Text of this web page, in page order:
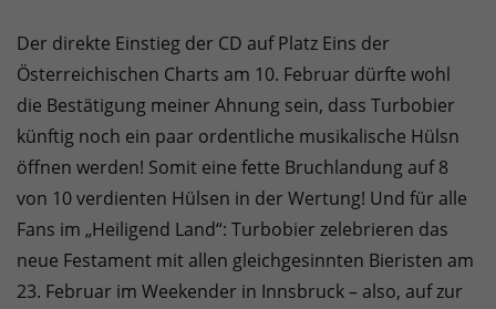
Der direkte Einstieg der CD auf Platz Eins der
Österreichischen Charts am 10. Februar dürfte wohl
die Bestätigung meiner Ahnung sein, dass Turbobier
künftig noch ein paar ordentliche musikalische Hülsn
öffnen werden! Somit eine fette Bruchlandung auf 8
von 10 verdienten Hülsen in der Wertung! Und für alle
Fans im „Heiligend Land“: Turbobier zelebrieren das
neue Festament mit allen gleichgesinnten Bieristen am
23. Februar im Weekender in Innsbruck – also, auf zur